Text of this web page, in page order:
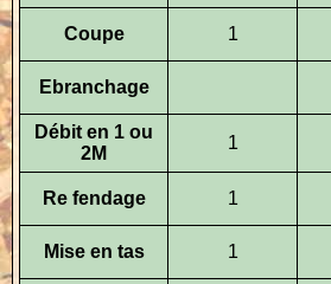
Coupe 1
Ebranchage
Débit en 1 ou
2M
1
Re fendage 1
Mise en tas 1